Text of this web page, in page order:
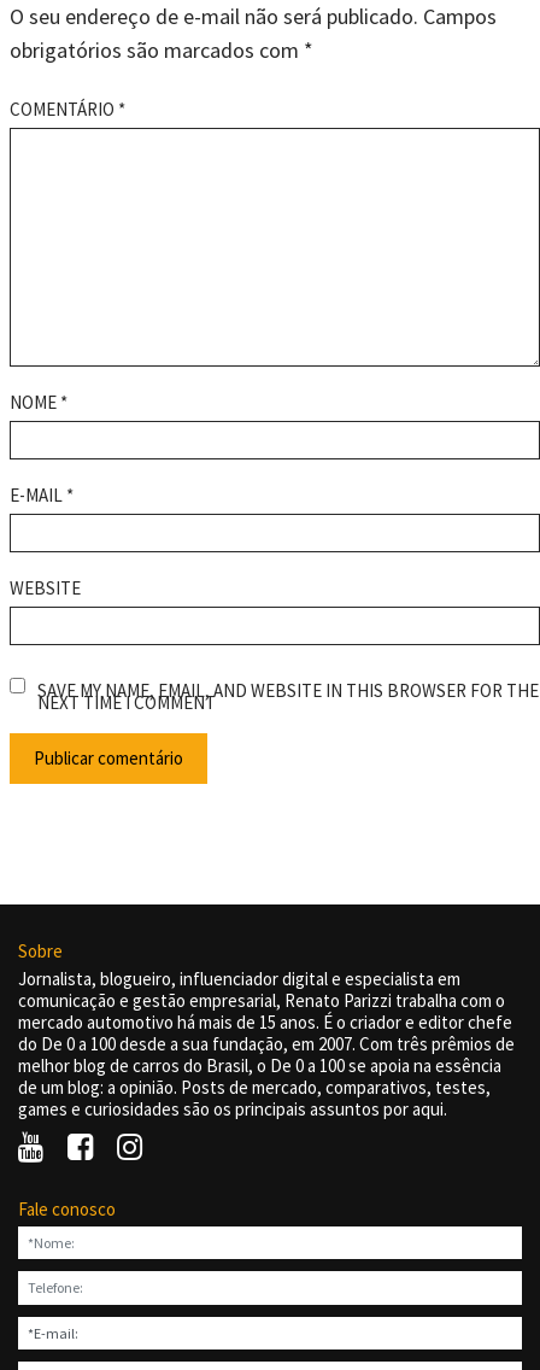
O seu endereço de e-mail não será publicado. Campos
obrigatórios são marcados com *
COMENTÁRIO *
NOME *
E-MAIL *
WEBSITE
SAVE MY NAME, EMAIL, AND WEBSITE IN THIS BROWSER FOR THE
NEXT TIME I COMMENT
Sobre
Jornalista, blogueiro, influenciador digital e especialista em
comunicação e gestão empresarial, Renato Parizzi trabalha com o
mercado automotivo há mais de 15 anos. É o criador e editor chefe
do De 0 a 100 desde a sua fundação, em 2007. Com três prêmios de
melhor blog de carros do Brasil, o De 0 a 100 se apoia na essência
de um blog: a opinião. Posts de mercado, comparativos, testes,
games e curiosidades são os principais assuntos por aqui.
Fale conosco